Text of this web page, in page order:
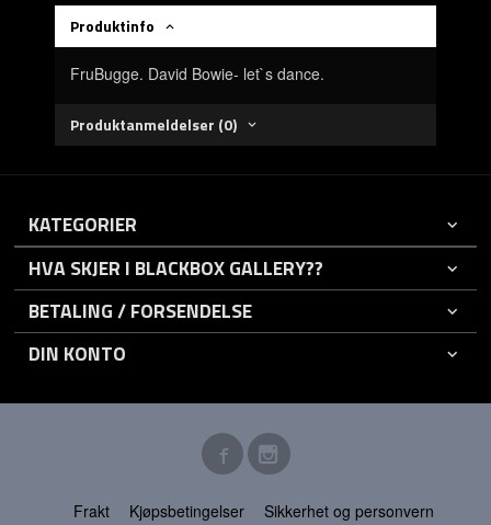
Produktinfo
FruBugge. David Bowie- let`s dance.
Produktanmeldelser (0)
KATEGORIER
HVA SKJER I BLACKBOX GALLERY??
BETALING / FORSENDELSE
DIN KONTO
Frakt Kjøpsbetingelser
Sikkerhet og personvern